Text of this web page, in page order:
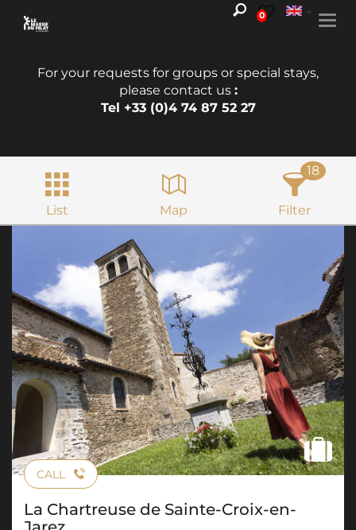
0
For your requests for groups or special stays,
please contact us :
Tel +33 (0)4 74 87 52 27
List Map Filter
18
CALL
La Chartreuse de Sainte-Croix-en-